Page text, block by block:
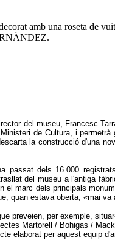
amb una roseta de vuit
del museu, Francesc
de Cultura, i
la construcció d'una
dels 16.000
del museu a l'antiga
marc dels principals
quan estava oberta, «mai
preveien, per exemple,
Martorell / Bohigas /
elaborat per aquest equip